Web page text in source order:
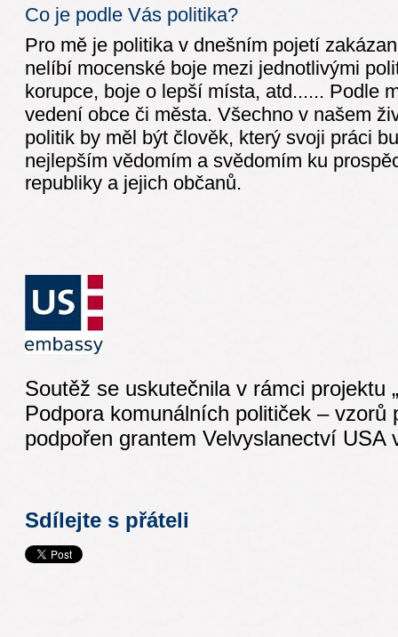
Co je podle Vás politika?
Pro mě je politika v dnešním pojetí
nelíbí mocenské boje mezi jednotlivými
korupce, boje o lepší místa, atd...... Podle
vedení obce či města. Všechno v našem
politik by měl být člověk, který svoji práci
nejlepším vědomím a svědomím ku
republiky a jejich občanů.
Soutěž se uskutečnila v rámci projektu
Podpora komunálních političek – vzorů
podpořen grantem Velvyslanectví USA
Sdílejte s přáteli